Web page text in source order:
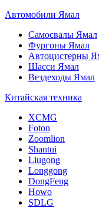
Автомобили Ямал
Самосвалы Ямал
Фургоны Ямал
Автоцистерны
Шасси Ямал
Вездеходы Ямал
Китайская техника
XCMG
Foton
Zoomlion
Shantui
Liugong
Longgong
DongFeng
Howo
SDLG